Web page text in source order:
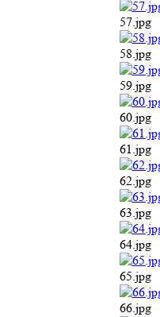
57.jpg
58.jpg
59.jpg
60.jpg
61.jpg
62.jpg
63.jpg
64.jpg
65.jpg
66.jpg